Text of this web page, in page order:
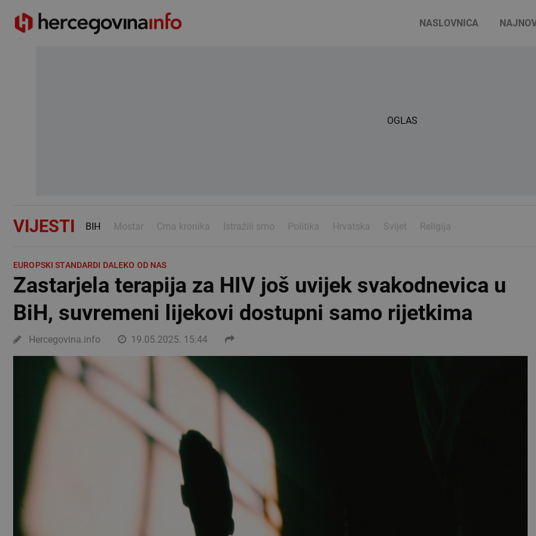
NASLOVNICA
OGLAS
VIJESTI BIH Mostar Crna kronika Istražili smo Politika Hrvatska Svijet Religija
EUROPSKI STANDARDI DALEKO OD NAS
Zastarjela terapija za HIV još uvijek svakodnevica u
BiH, suvremeni lijekovi dostupni samo rijetkima
Hercegovina.info 19.05.2025. 15:44